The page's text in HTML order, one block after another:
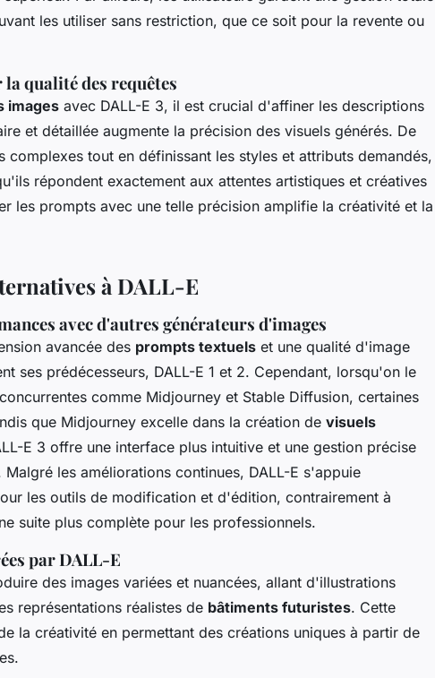
les utiliser sans restriction, que ce soit pour la revente ou
qualité des requêtes
images avec DALL-E 3, il est crucial d'affiner les descriptions
et détaillée augmente la précision des visuels générés. De
complexes tout en définissant les styles et attributs demandés,
répondent exactement aux attentes artistiques et créatives
les prompts avec une telle précision amplifie la créativité et la
à DALL-E
avec d'autres générateurs d'images
avancée des prompts textuels et une qualité d'image
ses prédécesseurs, DALL-E 1 et 2. Cependant, lorsqu'on le
comme Midjourney et Stable Diffusion, certaines
que Midjourney excelle dans la création de visuels
E 3 offre une interface plus intuitive et une gestion précise
les améliorations continues, DALL-E s'appuie
les outils de modification et d'édition, contrairement à
suite plus complète pour les professionnels.
par DALL-E
des images variées et nuancées, allant d'illustrations
représentations réalistes de bâtiments futuristes. Cette
la créativité en permettant des créations uniques à partir de